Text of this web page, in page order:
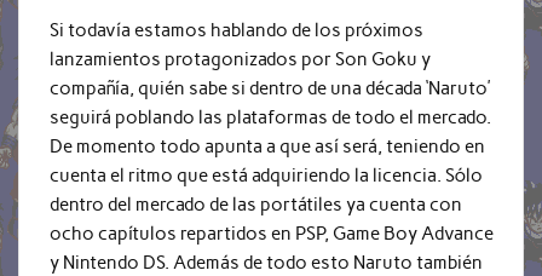
Si todavía estamos hablando de los próximos
lanzamientos protagonizados por Son Goku y
compañía, quién sabe si dentro de una década ‘Naruto’
seguirá poblando las plataformas de todo el mercado.
De momento todo apunta a que así será, teniendo en
cuenta el ritmo que está adquiriendo la licencia. Sólo
dentro del mercado de las portátiles ya cuenta con
ocho capítulos repartidos en PSP, Game Boy Advance
y Nintendo DS. Además de todo esto Naruto también